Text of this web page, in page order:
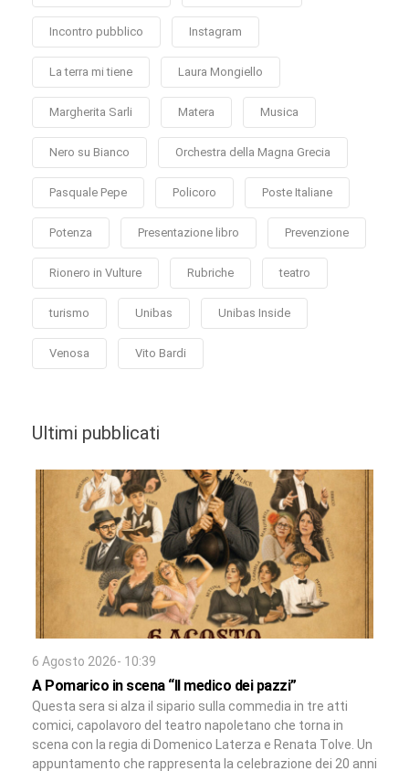
Incontro pubblico Instagram
La terra mi tiene Laura Mongiello
Margherita Sarli Matera Musica
Nero su Bianco Orchestra della Magna Grecia
Pasquale Pepe Policoro Poste Italiane
Potenza Presentazione libro Prevenzione
Rionero in Vulture Rubriche teatro
turismo Unibas Unibas Inside
Venosa Vito Bardi
Ultimi pubblicati
6 Agosto 2026- 10:39
A Pomarico in scena “Il medico dei pazzi”
Questa sera si alza il sipario sulla commedia in tre atti
comici, capolavoro del teatro napoletano che torna in
scena con la regia di Domenico Laterza e Renata Tolve. Un
appuntamento che rappresenta la celebrazione dei 20 anni